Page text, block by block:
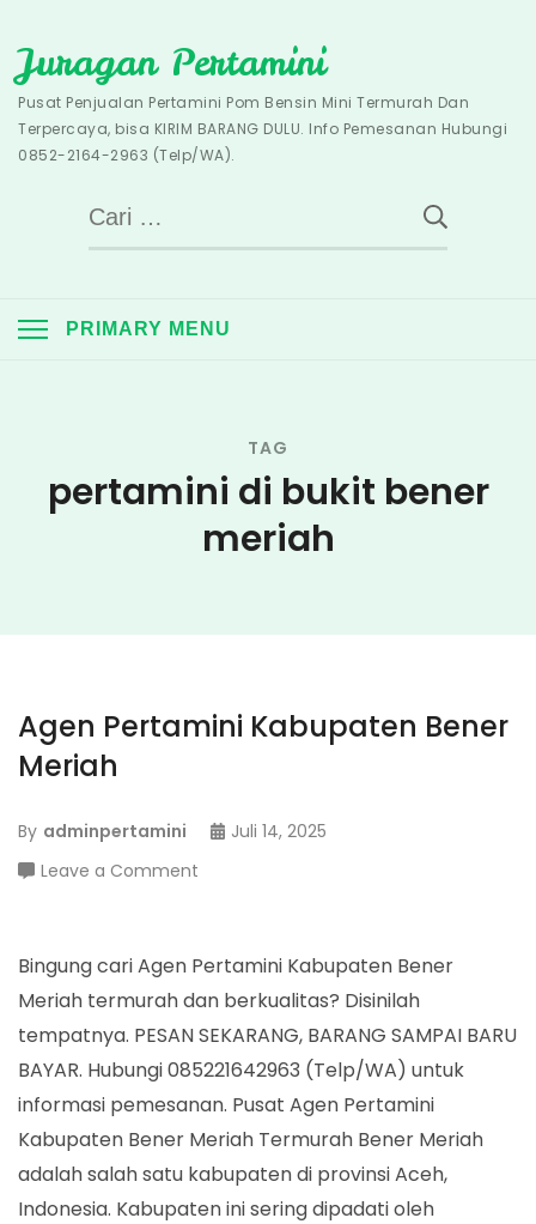
to
content
Juragan Pertamini
Pusat Penjualan Pertamini Pom Bensin Mini Termurah Dan
Terpercaya, bisa KIRIM BARANG DULU. Info Pemesanan Hubungi
0852-2164-2963 (Telp/WA).
Cari
untuk:
PRIMARY MENU
TAG
pertamini di bukit bener
meriah
Agen Pertamini Kabupaten Bener
Meriah
By adminpertamini
Juli 14, 2025
Leave a Comment
Kabupaten
Bener
Meriah
Bingung cari Agen Pertamini Kabupaten Bener
Meriah termurah dan berkualitas? Disinilah
tempatnya. PESAN SEKARANG, BARANG SAMPAI BARU
BAYAR. Hubungi 085221642963 (Telp/WA) untuk
informasi pemesanan. Pusat Agen Pertamini
Kabupaten Bener Meriah Termurah Bener Meriah
adalah salah satu kabupaten di provinsi Aceh,
Indonesia. Kabupaten ini sering dipadati oleh